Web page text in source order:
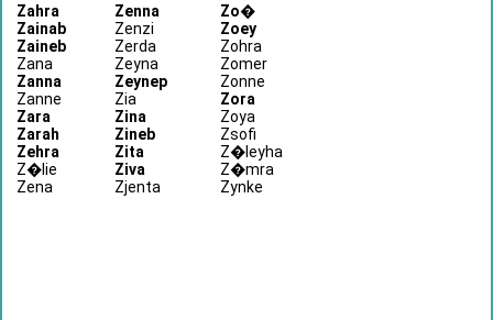
Zahra
Zainab
Zaineb
Zana
Zanna
Zanne
Zara
Zarah
Zehra
Z�lie
Zena
Zenna
Zenzi
Zerda
Zeyna
Zeynep
Zia
Zina
Zineb
Zita
Ziva
Zjenta
Zo�
Zoey
Zohra
Zomer
Zonne
Zora
Zoya
Zsofi
Z�leyha
Z�mra
Zynke